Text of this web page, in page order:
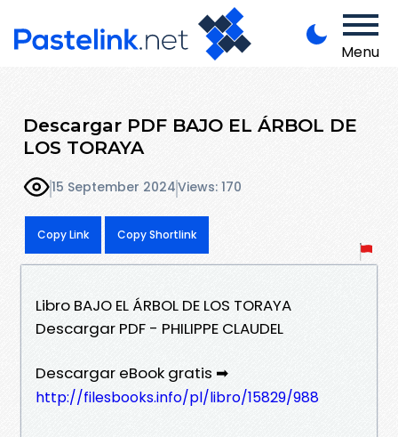
Menu
Descargar PDF BAJO EL ÁRBOL DE
LOS TORAYA
15 September 2024Views: 170
Copy Link Copy Shortlink
Libro BAJO EL ÁRBOL DE LOS TORAYA
Descargar PDF - PHILIPPE CLAUDEL
Descargar eBook gratis ➡
http://filesbooks.info/pl/libro/15829/988